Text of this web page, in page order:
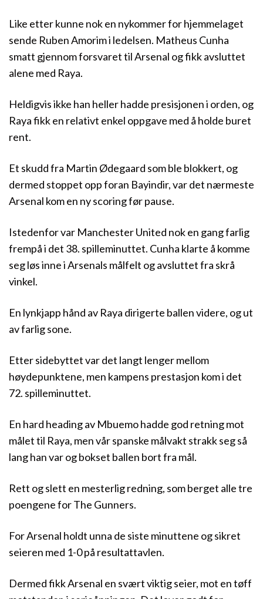
Like etter kunne nok en nykommer for hjemmelaget
sende Ruben Amorim i ledelsen. Matheus Cunha
smatt gjennom forsvaret til Arsenal og fikk avsluttet
alene med Raya.
Heldigvis ikke han heller hadde presisjonen i orden, og
Raya fikk en relativt enkel oppgave med å holde buret
rent.
Et skudd fra Martin Ødegaard som ble blokkert, og
dermed stoppet opp foran Bayindir, var det nærmeste
Arsenal kom en ny scoring før pause.
Istedenfor var Manchester United nok en gang farlig
frempå i det 38. spilleminuttet. Cunha klarte å komme
seg løs inne i Arsenals målfelt og avsluttet fra skrå
vinkel.
En lynkjapp hånd av Raya dirigerte ballen videre, og ut
av farlig sone.
Etter sidebyttet var det langt lenger mellom
høydepunktene, men kampens prestasjon kom i det
72. spilleminuttet.
En hard heading av Mbuemo hadde god retning mot
målet til Raya, men vår spanske målvakt strakk seg så
lang han var og bokset ballen bort fra mål.
Rett og slett en mesterlig redning, som berget alle tre
poengene for The Gunners.
For Arsenal holdt unna de siste minuttene og sikret
seieren med 1-0 på resultattavlen.
Dermed fikk Arsenal en svært viktig seier, mot en tøff